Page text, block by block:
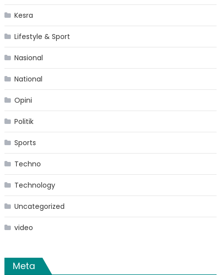
Kesra
Lifestyle & Sport
Nasional
National
Opini
Politik
Sports
Techno
Technology
Uncategorized
video
Meta